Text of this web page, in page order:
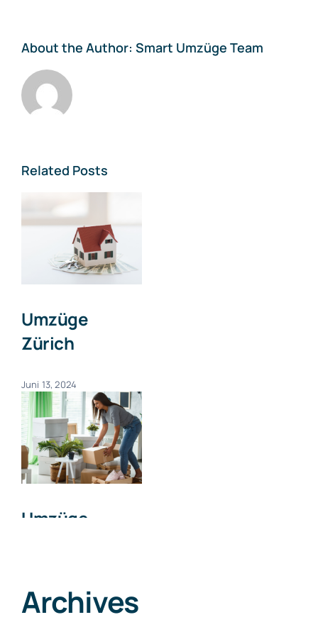
About the Author: Smart Umzüge Team
Related Posts
Umzüge
Zürich
Juni 13, 2024
Umzüge
Archives